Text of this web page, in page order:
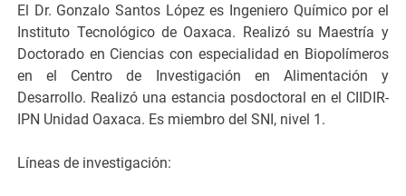
El Dr. Gonzalo Santos López es Ingeniero Químico por el
Instituto Tecnológico de Oaxaca. Realizó su Maestría y
Doctorado en Ciencias con especialidad en Biopolímeros
en el Centro de Investigación en Alimentación y
Desarrollo. Realizó una estancia posdoctoral en el CIIDIR-
IPN Unidad Oaxaca. Es miembro del SNI, nivel 1.
Líneas de investigación: